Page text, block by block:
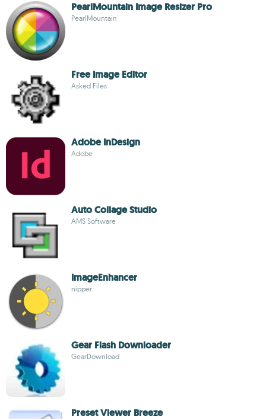
PearlMountain Image Resizer Pro
PearlMountain
Free Image Editor
Asked Files
Adobe InDesign
Adobe
Auto Collage Studio
AMS Software
ImageEnhancer
nipper
Gear Flash Downloader
GearDownload
Preset Viewer Breeze